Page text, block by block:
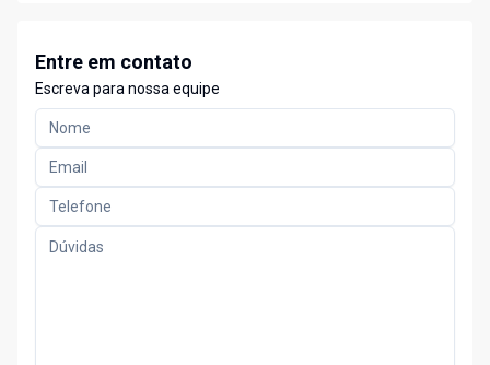
Entre em contato
Escreva para nossa equipe